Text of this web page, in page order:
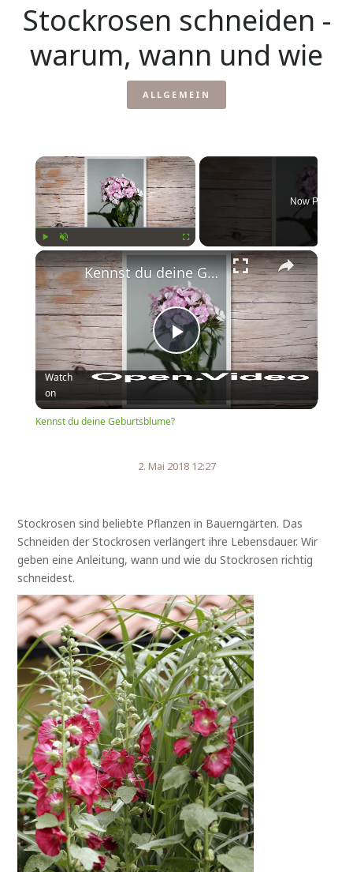
Stockrosen schneiden -
warum, wann und wie
ALLGEMEIN
Fullscreen
Now Playing
Play
Video
Kennst du deine Geburtsblume?
Watch
on
Kennst du deine Geburtsblume?
2. Mai 2018 12:27
Stockrosen sind beliebte Pflanzen in Bauerngärten. Das
Schneiden der Stockrosen verlängert ihre Lebensdauer. Wir
geben eine Anleitung, wann und wie du Stockrosen richtig
schneidest.